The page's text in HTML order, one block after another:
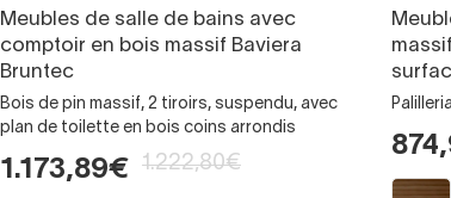
Meubles de salle de bains avec
comptoir en bois massif Baviera
Bruntec
Bois de pin massif, 2 tiroirs, suspendu, avec
plan de toilette en bois coins arrondis
1.173,89€ 1.222,80€